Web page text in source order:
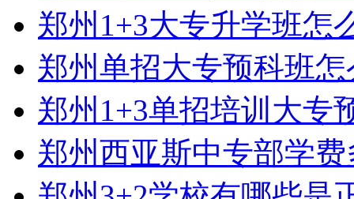
郑州1+3大专升学班怎
郑州单招大专预科班
郑州1+3单招培训大专
郑州西亚斯中专部学